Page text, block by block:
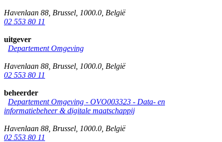
Havenlaan 88 Brussel 1000.0 België
02 553 80 11
uitgever
Departement Omgeving
Havenlaan 88 Brussel 1000.0 België
02 553 80 11
beheerder
Departement Omgeving - OVO003323 - Data- en
informatiebeheer & digitale maatschappij
Havenlaan 88 Brussel 1000.0 België
02 553 80 11